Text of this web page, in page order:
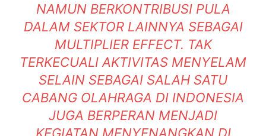
NAMUN BERKONTRIBUSI PULA
DALAM SEKTOR LAINNYA SEBAGAI
MULTIPLIER EFFECT. TAK
TERKECUALI AKTIVITAS MENYELAM
SELAIN SEBAGAI SALAH SATU
CABANG OLAHRAGA DI INDONESIA
JUGA BERPERAN MENJADI